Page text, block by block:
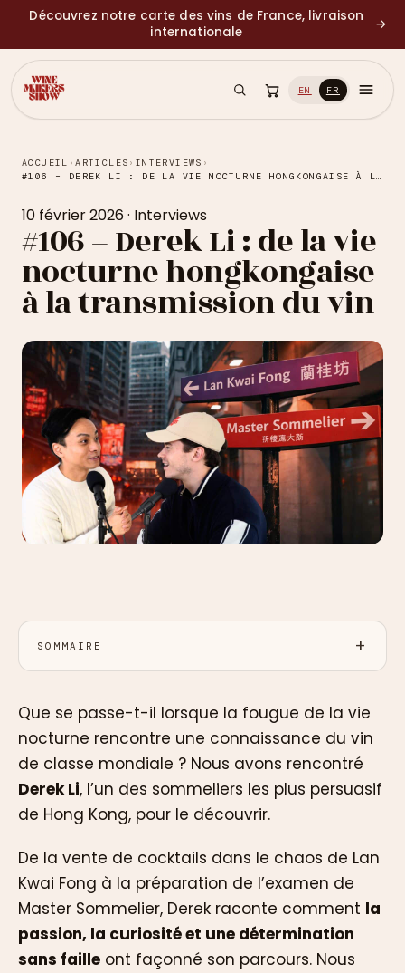
Découvrez notre carte des vins de France, livraison
internationale
→
EN FR
ACCUEIL ›ARTICLES › INTERVIEWS ›
#106 – DEREK LI : DE LA VIE NOCTURNE HONGKONGAISE À LA TRANSMISSION DU VIN
10 février 2026· Interviews
#106 – Derek Li : de la vie
nocturne hongkongaise
à la transmission du vin
SOMMAIRE
Que se passe-t-il lorsque la fougue de la vie
nocturne rencontre une connaissance du vin
de classe mondiale ? Nous avons rencontré
Derek Li, l’un des sommeliers les plus persuasif
de Hong Kong, pour le découvrir.
De la vente de cocktails dans le chaos de Lan
Kwai Fong à la préparation de l’examen de
Master Sommelier, Derek raconte comment la
passion, la curiosité et une détermination
sans faille ont façonné son parcours. Nous